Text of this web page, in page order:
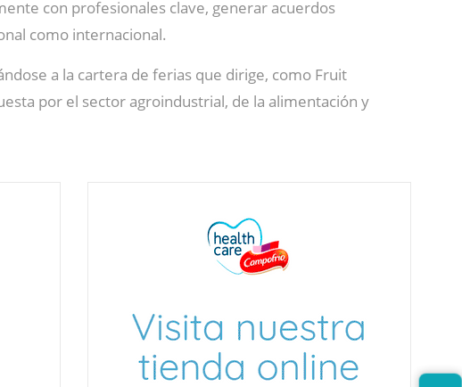
con profesionales clave, generar acuerdos
como internacional.
a la cartera de ferias que dirige, como Fruit
por el sector agroindustrial, de la alimentación y